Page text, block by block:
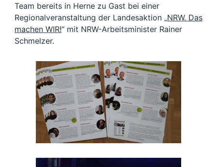
Team bereits in Herne zu Gast bei einer
Regionalveranstaltung der Landesaktion „NRW. Das
machen WIR!“ mit NRW-Arbeitsminister Rainer
Schmelzer.